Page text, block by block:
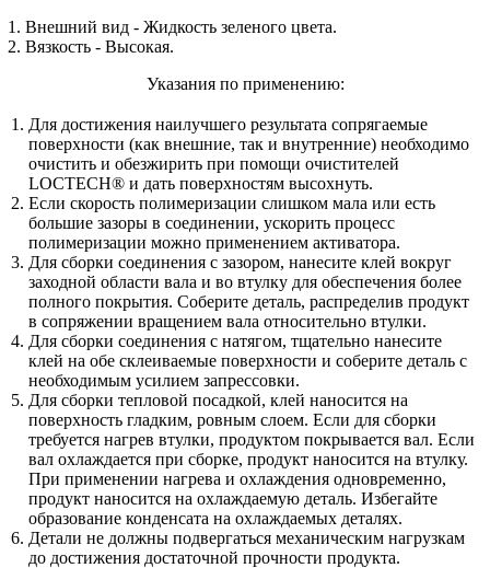
Внешний вид - Жидкость зеленого цвета.
Вязкость - Высокая.
Указания по применению:
Для достижения наилучшего результата сопрягаемые
поверхности (как внешние, так и внутренние) необходимо
очистить и обезжирить при помощи очистителей
LOCTECH® и дать поверхностям высохнуть.
Если скорость полимеризации слишком мала или есть
большие зазоры в соединении, ускорить процесс
полимеризации можно применением активатора.
Для сборки соединения с зазором, нанесите клей вокруг
заходной области вала и во втулку для обеспечения более
полного покрытия. Соберите деталь, распределив продукт
в сопряжении вращением вала относительно втулки.
Для сборки соединения с натягом, тщательно нанесите
клей на обе склеиваемые поверхности и соберите деталь с
необходимым усилием запрессовки.
Для сборки тепловой посадкой, клей наносится на
поверхность гладким, ровным слоем. Если для сборки
требуется нагрев втулки, продуктом покрывается вал. Если
вал охлаждается при сборке, продукт наносится на втулку.
При применении нагрева и охлаждения одновременно,
продукт наносится на охлаждаемую деталь. Избегайте
образование конденсата на охлаждаемых деталях.
Детали не должны подвергаться механическим нагрузкам
до достижения достаточной прочности продукта.